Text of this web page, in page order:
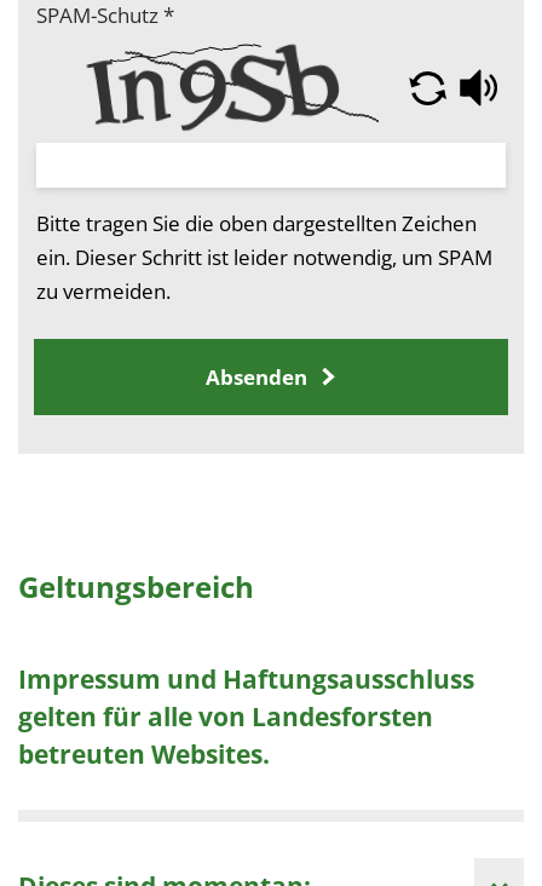
SPAM-Schutz*
Bitte tragen Sie die oben dargestellten Zeichen
ein. Dieser Schritt ist leider notwendig, um SPAM
zu vermeiden.
Absenden
Geltungsbereich
Impressum und Haftungsausschluss
gelten für alle von Landesforsten
betreuten Websites.